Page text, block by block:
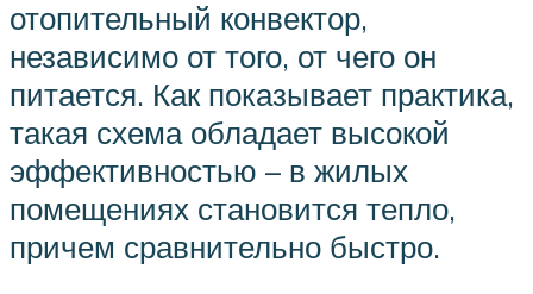
отопительный конвектор,
независимо от того, от чего он
питается. Как показывает практика,
такая схема обладает высокой
эффективностью – в жилых
помещениях становится тепло,
причем сравнительно быстро.